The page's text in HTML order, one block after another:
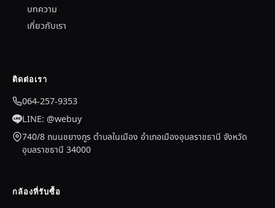
บทความ
เกี่ยวกับเรา
ติดต่อเรา
064-257-9353
LINE: @webuy
740/8 ถนนชยางกูร ตำบลในเมือง อำเภอเมืองอุบลราชธานี จังหวัด
อุบลราชธานี 34000
กล้องที่รับซื้อ